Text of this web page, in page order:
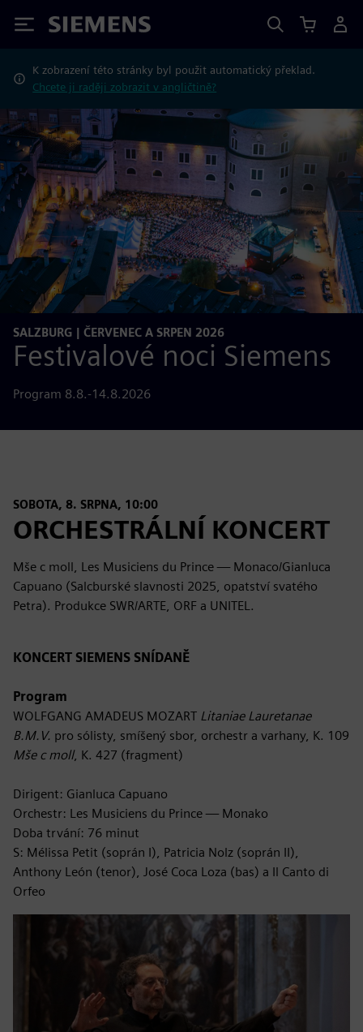
Siemens
K zobrazení této stránky byl použit automatický překlad.
Chcete ji raději zobrazit v angličtině?
SALZBURG | ČERVENEC A SRPEN 2026
Festivalové noci Siemens
Program 8.8.-14.8.2026
SOBOTA, 8. SRPNA, 10:00
ORCHESTRÁLNÍ KONCERT
Mše c moll, Les Musiciens du Prince — Monaco/Gianluca
Capuano (Salcburské slavnosti 2025, opatství svatého
Petra). Produkce SWR/ARTE, ORF a UNITEL.
KONCERT SIEMENS SNÍDANĚ
Program
WOLFGANG AMADEUS MOZART Litaniae Lauretanae
B.M.V. pro sólisty, smíšený sbor, orchestr a varhany, K. 109
Mše c moll, K. 427 (fragment)
Dirigent: Gianluca Capuano
Orchestr: Les Musiciens du Prince — Monako
Doba trvání: 76 minut
S: Mélissa Petit (soprán I), Patricia Nolz (soprán II),
Anthony León (tenor), José Coca Loza (bas) a Il Canto di
Orfeo